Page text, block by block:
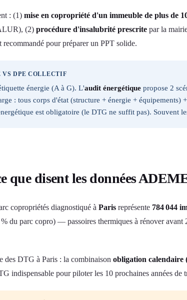
: (1) mise en copropriété d'un immeuble de plus de
(2) procédure d'insalubrité prescrite par la
pour préparer un PPT solide.
VS DPE COLLECTIF
énergie (A à G). L'audit énergétique propose 2
: tous corps d'état (structure + énergie + équipements)
est obligatoire (le DTG ne suffit pas). Souvent
que disent les données
copropriétés diagnostiqué à Paris représente 784 044
du parc copro) — passoires thermiques à rénover avant
des DTG à Paris : la combinaison obligation
indispensable pour piloter les 10 prochaines années de